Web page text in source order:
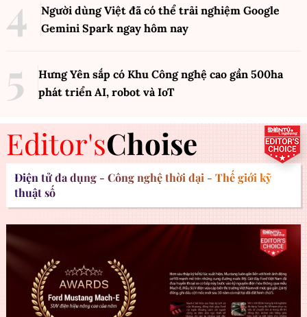
Người dùng Việt đã có thể trải nghiệm Google
Gemini Spark ngay hôm nay
Hưng Yên sắp có Khu Công nghệ cao gần 500ha
phát triển AI, robot và IoT
Editor'sChoise
Điện tử đa dụng - Công nghệ thời đại - Thế giới kỹ
thuật số